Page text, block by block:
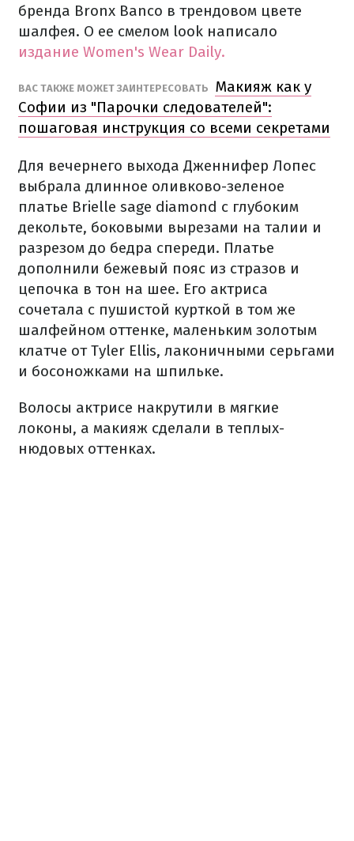
бренда Bronx Banco в трендовом цвете
шалфея. О ее смелом look написало
издание Women's Wear Daily.
ВАС ТАКЖЕ МОЖЕТ ЗАИНТЕРЕСОВАТЬ
Макияж как у
Софии из "Парочки следователей":
пошаговая инструкция со всеми секретами
Для вечернего выхода Дженнифер Лопес
выбрала длинное оливково-зеленое
платье Brielle sage diamond с глубоким
декольте, боковыми вырезами на талии и
разрезом до бедра спереди. Платье
дополнили бежевый пояс из стразов и
цепочка в тон на шее. Его актриса
сочетала с пушистой курткой в том же
шалфейном оттенке, маленьким золотым
клатче от Tyler Ellis, лаконичными серьгами
и босоножками на шпильке.
Волосы актрисе накрутили в мягкие
локоны, а макияж сделали в теплых-
нюдовых оттенках.